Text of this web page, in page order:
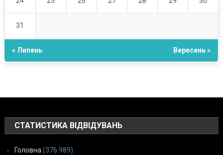
31
« Липень Вересень »
СТАТИСТИКА ВІДВІДУВАНЬ
Головна (376 989)